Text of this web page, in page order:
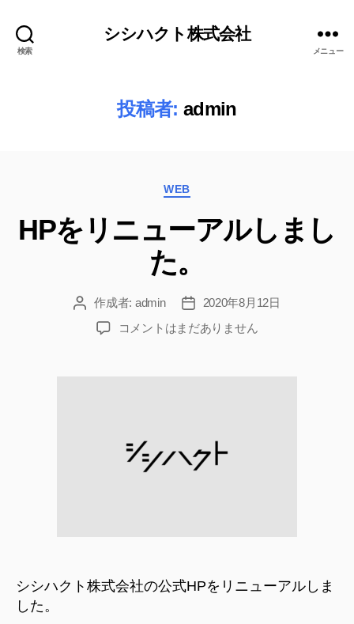
検索
シシハクト株式会社
メニュー
投稿者: admin
カ
WEB
HPをリニューアルしまし
た。
投 作成者: admin
投
稿
日
2020年8月12日
HP
ル
し
コメントはまだありません
シシハクト株式会社の公式HPをリニューアルしま
した。